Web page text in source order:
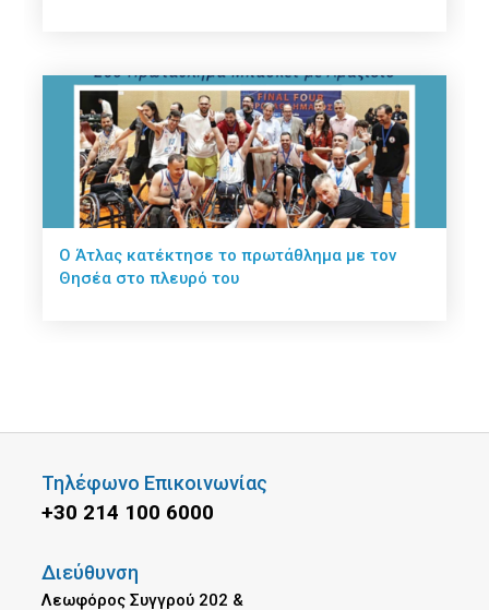
Ο Άτλας κατέκτησε το πρωτάθλημα με τον
Θησέα στο πλευρό του
Τηλέφωνο Επικοινωνίας
+30 214 100 6000
Διεύθυνση
Λεωφόρος Συγγρού 202 &